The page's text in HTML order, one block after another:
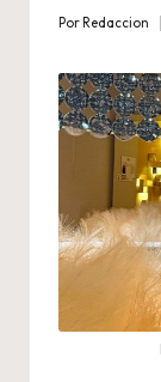
Por Redaccion